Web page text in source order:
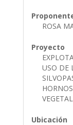
ROSA
Proyecto
USO DE
VEGETAL
Ubicación